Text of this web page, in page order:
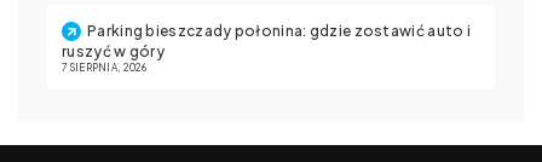
Parking bieszczady połonina: gdzie zostawić auto i
ruszyć w góry
7 SIERPNIA, 2026